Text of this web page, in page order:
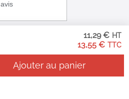
13,55 €
11,29 €
Ajouter au panier
avis